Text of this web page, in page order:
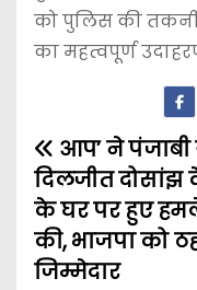
को पुलिस की
का महत्वपूर्ण
आप’ ने
दिलजीत
के घर पर हुए
की, भाजपा को
जिम्मेदार